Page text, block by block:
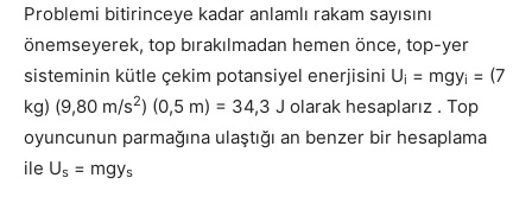
Problemi bitirinceye kadar anlamlı rakam sayısını
önemseyerek, top bırakılmadan hemen önce, top-yer
sisteminin kütle çekim potansiyel enerjisini Ui = mgyi = (7
kg) (9,80 m/s2) (0,5 m) = 34,3 J olarak hesaplarız . Top
oyuncunun parmağına ulaştığı an benzer bir hesaplama
ile Us = mgys